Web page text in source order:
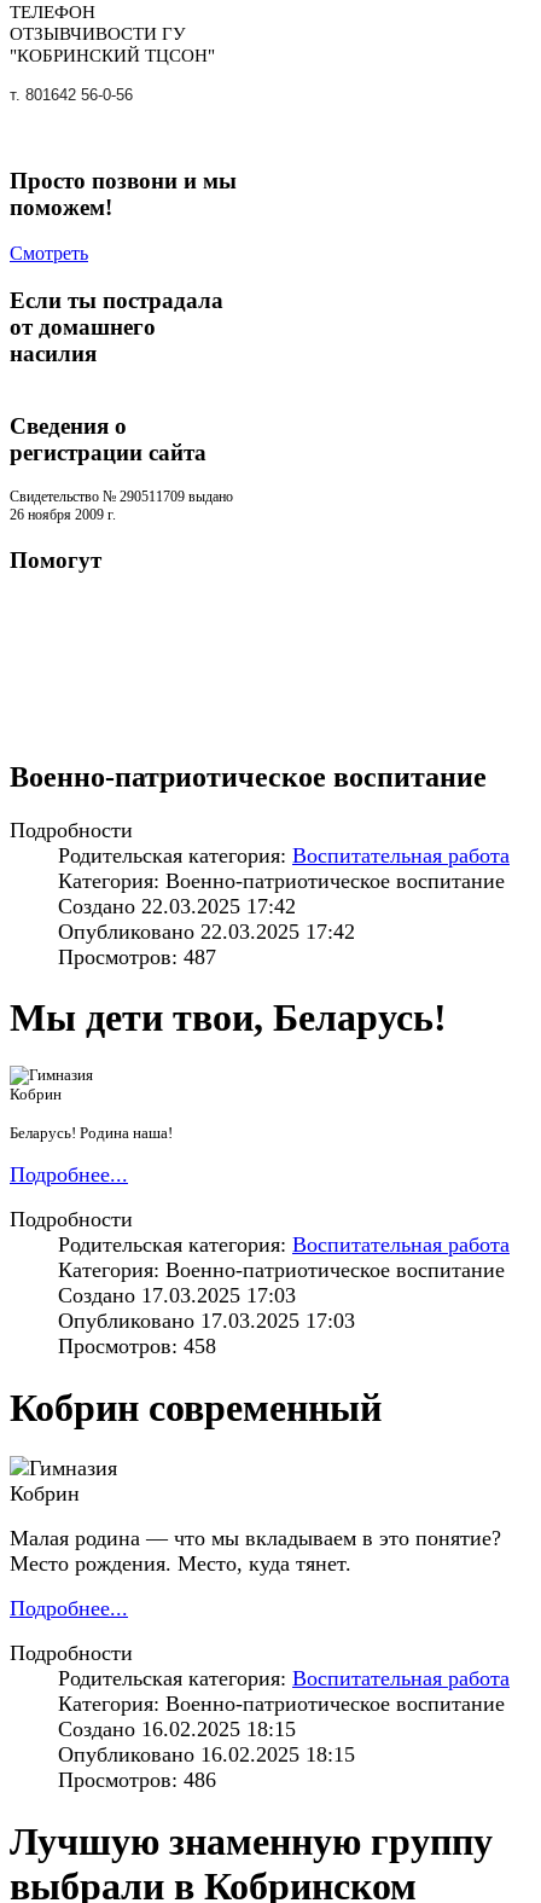
ТЕЛЕФОН
ОТЗЫВЧИВОСТИ ГУ
"КОБРИНСКИЙ ТЦСОН"
т. 801642 56-0-56
Просто позвони и мы
поможем!
Смотреть
Если ты пострадала
от домашнего
насилия
Сведения о
регистрации cайта
Свидетельство № 290511709 выдано
26 ноября 2009 г.
Помогут
Военно-патриотическое воспитание
Подробности
Родительская категория: Воспитательная работа
Категория: Военно-патриотическое воспитание
Создано 22.03.2025 17:42
Опубликовано 22.03.2025 17:42
Просмотров: 487
Мы дети твои, Беларусь!
Беларусь! Родина наша!
Подробнее...
Подробности
Родительская категория: Воспитательная работа
Категория: Военно-патриотическое воспитание
Создано 17.03.2025 17:03
Опубликовано 17.03.2025 17:03
Просмотров: 458
Кобрин современный
Малая родина — что мы вкладываем в это понятие?
Место рождения. Место, куда тянет.
Подробнее...
Подробности
Родительская категория: Воспитательная работа
Категория: Военно-патриотическое воспитание
Создано 16.02.2025 18:15
Опубликовано 16.02.2025 18:15
Просмотров: 486
Лучшую знаменную группу
выбрали в Кобринском